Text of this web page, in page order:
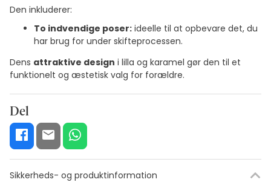
Den inkluderer:
To indvendige poser: ideelle til at opbevare det, du
har brug for under skifteprocessen.
Dens attraktive design i lilla og karamel gør den til et
funktionelt og æstetisk valg for forældre.
Del
Sikkerheds- og produktinformation